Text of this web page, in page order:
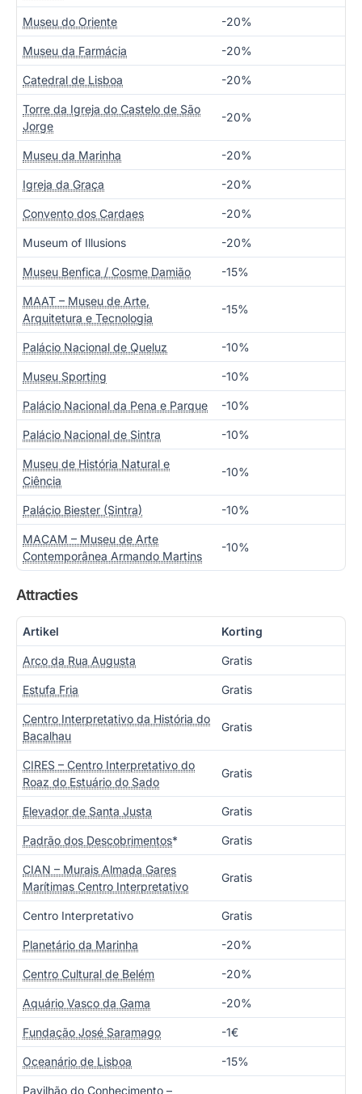
Museu do Oriente -20%
Museu da Farmácia -20%
Catedral de Lisboa -20%
Torre da Igreja do Castelo de São
Jorge
-20%
Museu da Marinha -20%
Igreja da Graça -20%
Convento dos Cardaes -20%
Museum of Illusions -20%
Museu Benfica / Cosme Damião -15%
MAAT – Museu de Arte,
Arquitetura e Tecnologia
-15%
Palácio Nacional de Queluz -10%
Museu Sporting -10%
Palácio Nacional da Pena e Parque -10%
Palácio Nacional de Sintra -10%
Museu de História Natural e
Ciência
-10%
Palácio Biester (Sintra) -10%
MACAM – Museu de Arte
Contemporânea Armando Martins
-10%
Attracties
Artikel Korting
Arco da Rua Augusta Gratis
Estufa Fria Gratis
Centro Interpretativo da História do
Bacalhau
Gratis
CIRES – Centro Interpretativo do
Roaz do Estuário do Sado
Gratis
Elevador de Santa Justa Gratis
Padrão dos Descobrimentos* Gratis
CIAN – Murais Almada Gares
Marítimas Centro Interpretativo
Gratis
Centro Interpretativo Gratis
Planetário da Marinha -20%
Centro Cultural de Belém -20%
Aquário Vasco da Gama -20%
Fundação José Saramago -1€
Oceanário de Lisboa -15%
Pavilhão do Conhecimento –